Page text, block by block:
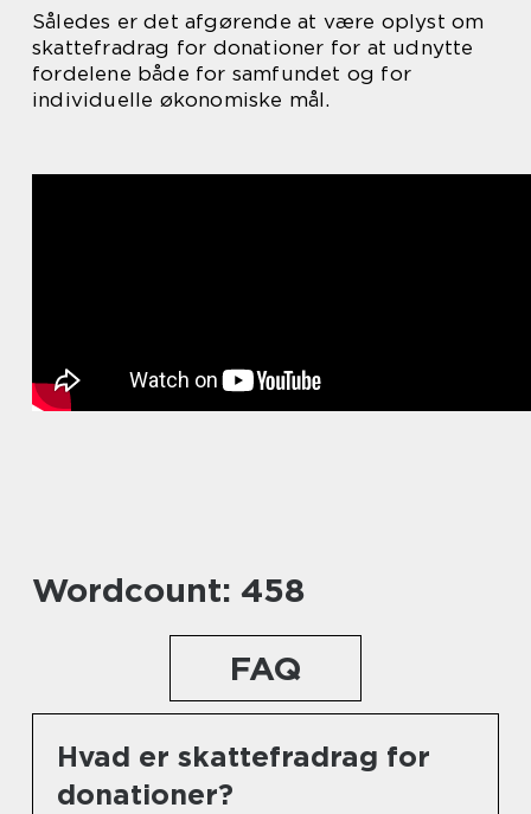
Således er det afgørende at være oplyst om
skattefradrag for donationer for at udnytte
fordelene både for samfundet og for
individuelle økonomiske mål.
Wordcount: 458
FAQ
Hvad er skattefradrag for
donationer?